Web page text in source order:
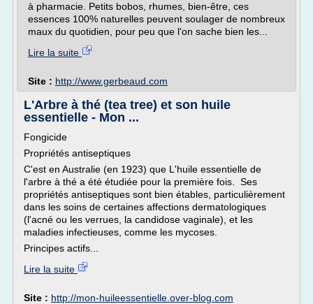
à pharmacie. Petits bobos, rhumes, bien-être, ces
essences 100% naturelles peuvent soulager de nombreux
maux du quotidien, pour peu que l'on sache bien les...
Lire la suite
Site : http://www.gerbeaud.com
L'Arbre à thé (tea tree) et son huile
essentielle - Mon ...
Fongicide
Propriétés antiseptiques
C'est en Australie (en 1923) que L'huile essentielle de
l'arbre à thé a été étudiée pour la première fois. Ses
propriétés antiseptiques sont bien étables, particulièrement
dans les soins de certaines affections dermatologiques
(l'acné ou les verrues, la candidose vaginale), et les
maladies infectieuses, comme les mycoses.
Principes actifs...
Lire la suite
Site : http://mon-huileessentielle.over-blog.com